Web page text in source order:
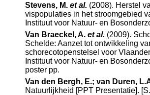
Stevens, M. et al. (2008). Herstel
vispopulaties in het stroomgebied
Instituut voor Natuur- en
Van Braeckel, A. et al. (2009).
Schelde: Aanzet tot ontwikkeling
schorecotopenstelsel voor
Instituut voor Natuur- en
poster pp.
Van den Bergh, E.; van Duren,
Natuurlijkheid [PPT Presentatie].